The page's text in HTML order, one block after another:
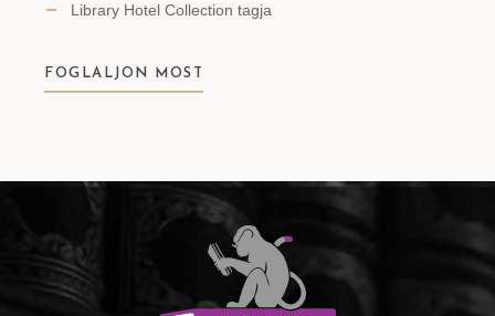
Library Hotel Collection tagja
FOGLALJON MOST